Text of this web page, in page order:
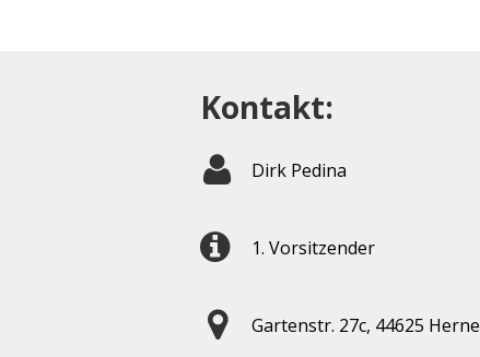
Kontakt:
Dirk Pedina
1. Vorsitzender
Gartenstr. 27c, 44625 Herne